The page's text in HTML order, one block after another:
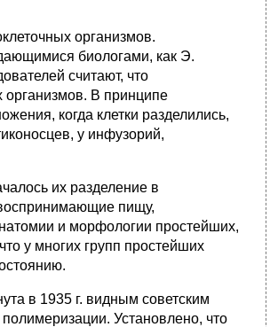
организмов.
биологами, как Э.
считают, что
организмов. В принципе
когда клетки разделились,
у инфузорий,
их разделение в
пищу,
и морфологии простейших,
у многих групп простейших
в 1935 г. видным советским
Установлено, что